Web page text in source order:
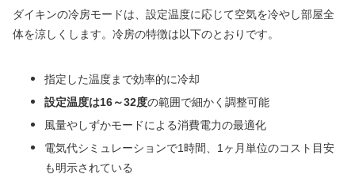
ダイキンの冷房モードは、設定温度に応じて空気を冷やし部屋全
体を涼しくします。冷房の特徴は以下のとおりです。
指定した温度まで効率的に冷却
設定温度は16～32度の範囲で細かく調整可能
風量やしずかモードによる消費電力の最適化
電気代シミュレーションで1時間、1ヶ月単位のコスト目安
も明示されている